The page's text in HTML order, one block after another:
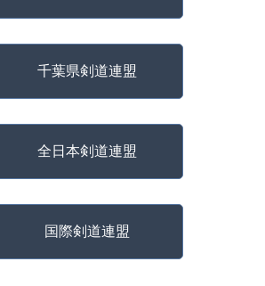
千葉県剣道連盟
全日本剣道連盟
国際剣道連盟